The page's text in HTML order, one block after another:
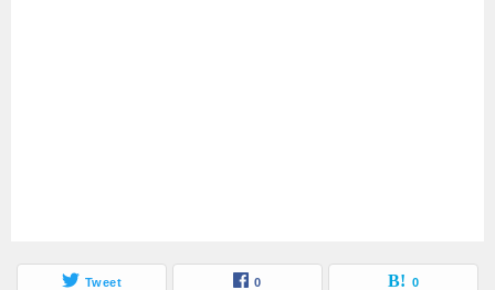
Tweet 0 0